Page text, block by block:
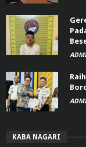
KABA NAGARI